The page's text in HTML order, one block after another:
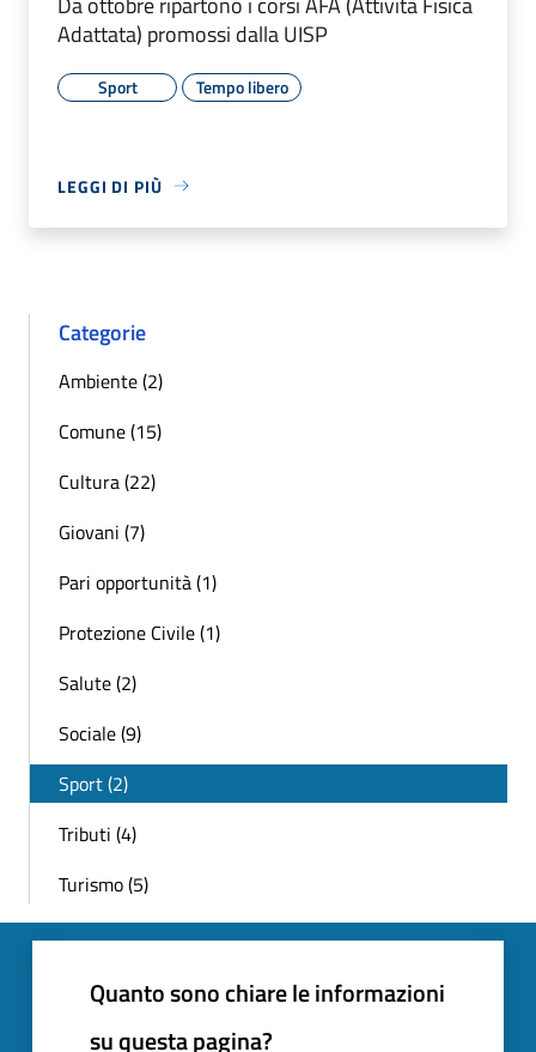
Adattata) promossi dalla UISP
Sport Tempo libero
LEGGI DI PIÙ
Categorie
Ambiente (2)
Comune (15)
Cultura (22)
Giovani (7)
Pari opportunità (1)
Protezione Civile (1)
Salute (2)
Sociale (9)
Sport (2)
Tributi (4)
Turismo (5)
Quanto sono chiare le informazioni
su questa pagina?